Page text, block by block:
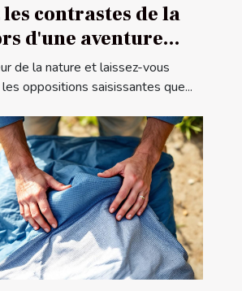
contrastes de la
d'une aventure
de la nature et laissez-vous
oppositions saisissantes que...